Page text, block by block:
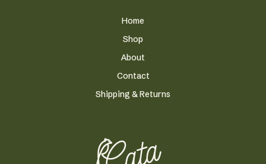
Home
Shop
About
Contact
Shipping & Returns